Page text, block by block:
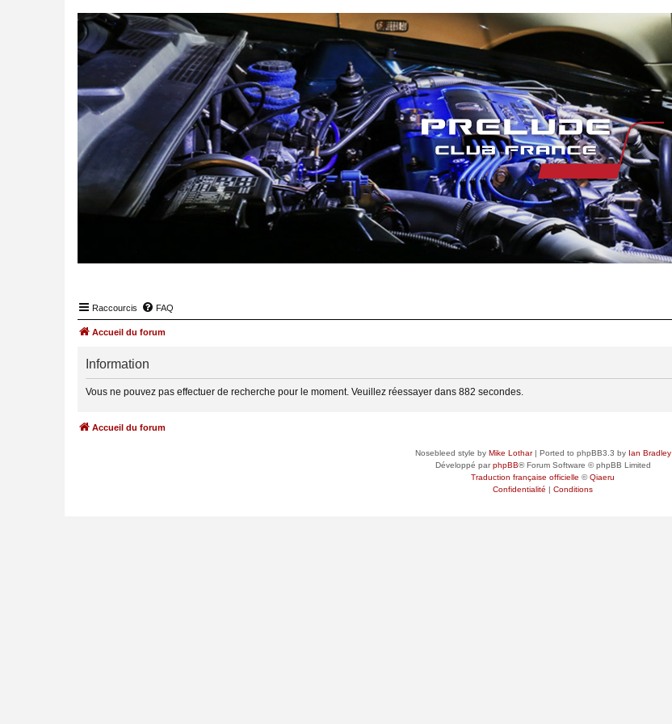
Raccourcis FAQ
Accueil du forum
Information
Vous ne pouvez pas effectuer de recherche pour le moment. Veuillez réessayer dans 882 secondes.
Accueil du forum
Nosebleed style by Mike Lothar| Ported to phpBB3.3 by Ian Bradley
Développé parphpBB® Forum Software © phpBB Limited
Traduction française officielle ©Qiaeru
Confidentialité | Conditions